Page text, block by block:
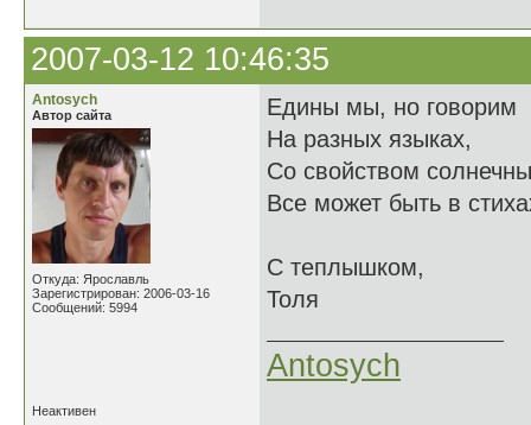
2007-03-12 10:46:35
Antosych
Автор сайта
Откуда: Ярославль
Зарегистрирован: 2006-03-16
Сообщений: 5994
Едины мы, но говорим
На разных языках,
Со свойством
Все может быть в
С теплышком,
Толя
Antosych
Неактивен